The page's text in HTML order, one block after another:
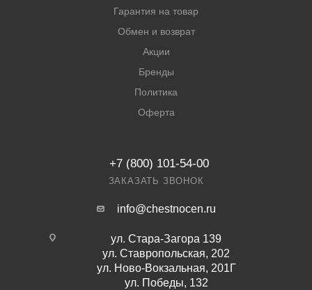
Гарантия на товар
Обмен и возврат
Акции
Бренды
Политика
Оферта
+7 (800) 101-54-00
ЗАКАЗАТЬ ЗВОНОК
info@chestnocen.ru
ул. Стара-Загора 139
ул. Ставропольская, 202
ул. Ново-Вокзальная, 201Г
ул. Победы, 132